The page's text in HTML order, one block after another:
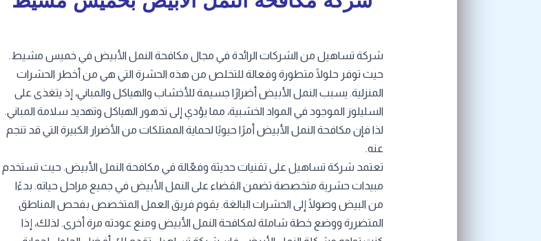
شركة تساهيل من الشركات الرائدة في مجال مكافحة النمل الأبيض في خميس مشيط.
حيث توفر حلولًا متطورة وفعالة للتخلص من هذه الحشرة التي هي من أخطر الحشرات
المنزلية. يسبب النمل الأبيض أضرارًا جسيمة للأخشاب والهياكل والمباني، إذ يتغذى على
السليلوز الموجود في المواد الخشبية، مما يؤدي إلى تدهور الهياكل وتهديد سلامة المباني.
لذا فإن مكافحة النمل الأبيض أمرًا حيويًا لحماية الممتلكات من الأضرار الكبيرة التي قد تنجم
عنه.
تعتمد شركة تساهيل على تقنيات حديثة وفعّالة في مكافحة النمل الأبيض. حيث تستخدم
مبيدات حشرية متخصصة تضمن القضاء على النمل الأبيض في جميع مراحل حياته. بدءًا
من البيض وصولًا إلى الحشرات البالغة. يقوم فريق العمل المتخصص بفحص المناطق
المتضررة ووضع خطة شاملة لمكافحة النمل الأبيض ومنع عودته مرة أخرى. لذلك، إذا